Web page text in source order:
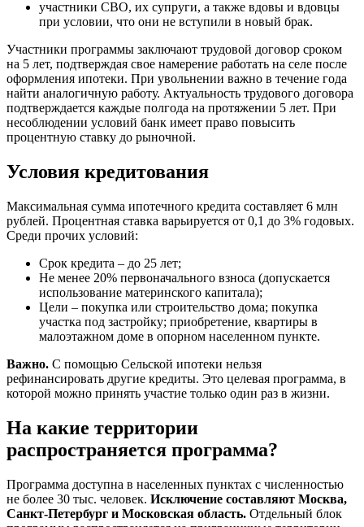
участники СВО, их супруги, а также вдовы и вдовцы
при условии, что они не вступили в новый брак.
Участники программы заключают трудовой договор сроком
на 5 лет, подтверждая свое намерение работать на селе после
оформления ипотеки. При увольнении важно в течение года
найти аналогичную работу. Актуальность трудового договора
подтверждается каждые полгода на протяжении 5 лет. При
несоблюдении условий банк имеет право повысить
процентную ставку до рыночной.
Условия кредитования
Максимальная сумма ипотечного кредита составляет 6 млн
рублей. Процентная ставка варьируется от 0,1 до 3% годовых.
Среди прочих условий:
Срок кредита – до 25 лет;
Не менее 20% первоначального взноса (допускается
использование материнского капитала);
Цели – покупка или строительство дома; покупка
участка под застройку; приобретение, квартиры в
малоэтажном доме в опорном населенном пункте.
Важно. С помощью Сельской ипотеки нельзя
рефинансировать другие кредиты. Это целевая программа, в
которой можно принять участие только один раз в жизни.
На какие территории
распространяется программа?
Программа доступна в населенных пунктах с численностью
не более 30 тыс. человек. Исключение составляют Москва,
Санкт-Петербург и Московская область. Отдельный блок